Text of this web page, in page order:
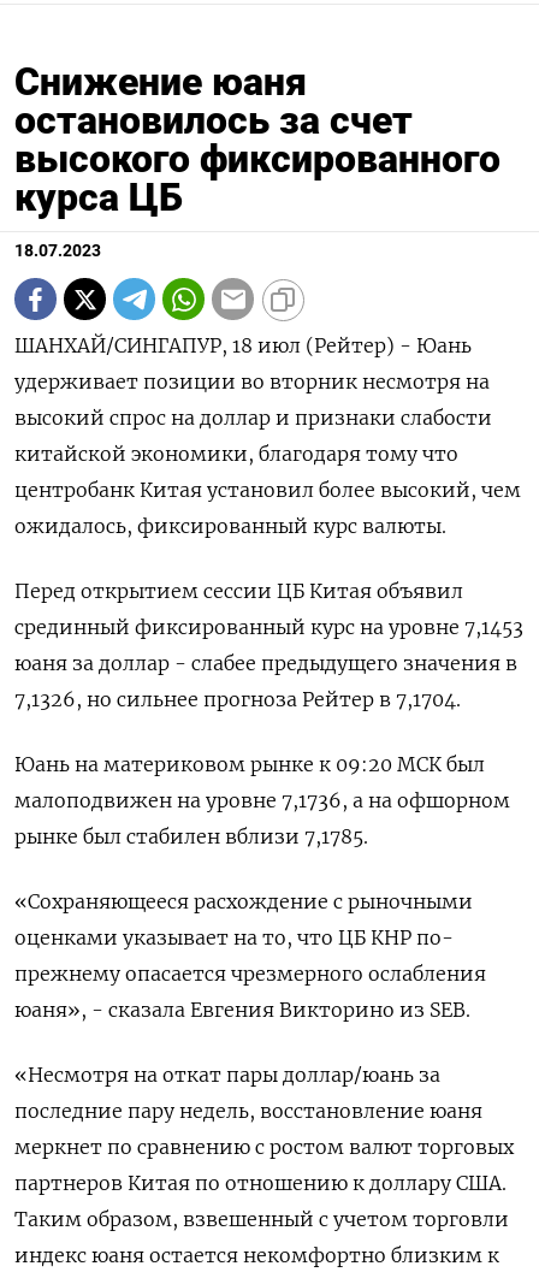
Снижение юаня
остановилось за счет
высокого фиксированного
курса ЦБ
18.07.2023
ШАНХАЙ/СИНГАПУР, 18 июл (Рейтер) - Юань
удерживает позиции во вторник несмотря на
высокий спрос на доллар и признаки слабости
китайской экономики, благодаря тому что
центробанк Китая установил более высокий, чем
ожидалось, фиксированный курс валюты.
Перед открытием сессии ЦБ Китая объявил
срединный фиксированный курс на уровне 7,1453
юаня за доллар - слабее предыдущего значения в
7,1326, но сильнее прогноза Рейтер в 7,1704.
Юань на материковом рынке к 09:20 МСК был
малоподвижен на уровне 7,1736​, а на офшорном
рынке был стабилен вблизи 7,1785.
«Сохраняющееся расхождение с рыночными
оценками указывает на то, что ЦБ КНР по-
прежнему опасается чрезмерного ослабления
юаня», - сказала Евгения Викторино из SEB.
«Несмотря на откат пары доллар/юань за
последние пару недель, восстановление юаня
меркнет по сравнению с ростом валют торговых
партнеров Китая по отношению к доллару США.
Таким образом, взвешенный с учетом торговли
индекс юаня остается некомфортно близким к